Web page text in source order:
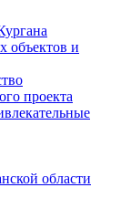
объектов и
проекта
области